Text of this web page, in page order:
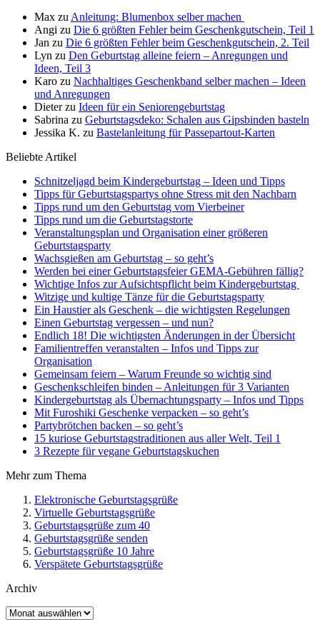
Max zu Anleitung: Blumenbox selber machen
Angi zu Die 6 größten Fehler beim Geschenkgutschein, Teil 1
Jan zu Die 6 größten Fehler beim Geschenkgutschein, 2. Teil
Lyn zu Den Geburtstag alleine feiern – Anregungen und
Ideen, Teil 3
Karo zu Nachhaltiges Geschenkband selber machen – Ideen
und Anregungen
Dieterzu Ideen für ein Seniorengeburtstag
Sabrina zu Geburtstagsdeko: Schalen aus Gipsbinden basteln
Jessika K. zu Bastelanleitung für Passepartout-Karten
Beliebte Artikel
Schnitzeljagd beim Kindergeburtstag – Ideen und Tipps
Tipps für Geburtstagspartys ohne Stress mit den Nachbarn
Tipps rund um den Geburtstag vom Vierbeiner
Tipps rund um die Geburtstagstorte
Veranstaltungsplan und Organisation einer größeren
Geburtstagsparty
Wachsgießen am Geburtstag – so geht’s
Werden bei einer Geburtstagsfeier GEMA-Gebühren fällig?
Wichtige Infos zur Aufsichtspflicht beim Kindergeburtstag
Witzige und kultige Tänze für die Geburtstagsparty
Ein Haustier als Geschenk – die wichtigsten Regelungen
Einen Geburtstag vergessen – und nun?
Endlich 18! Die wichtigsten Änderungen in der Übersicht
Familientreffen veranstalten – Infos und Tipps zur
Organisation
Gemeinsam feiern – Warum Freunde so wichtig sind
Geschenkschleifen binden – Anleitungen für 3 Varianten
Kindergeburtstag als Übernachtungsparty – Infos und Tipps
Mit Furoshiki Geschenke verpacken – so geht’s
Partybrötchen backen – so geht’s
15 kuriose Geburtstagstraditionen aus aller Welt, Teil 1
3 Rezepte für vegane Geburtstagskuchen
Mehr zum Thema
Elektronische Geburtstagsgrüße
Virtuelle Geburtstagsgrüße
Geburtstagsgrüße zum 40
Geburtstagsgrüße senden
Geburtstagsgrüße 10 Jahre
Verspätete Geburtstagsgrüße
Archiv
Archiv